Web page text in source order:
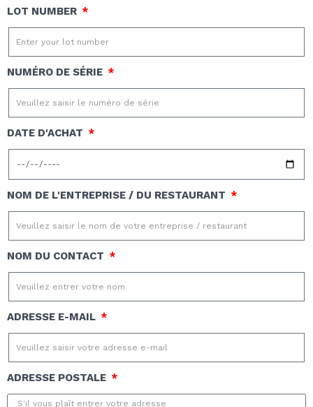
LOT NUMBER
NUMÉRO DE SÉRIE
DATE D'ACHAT
NOM DE L'ENTREPRISE / DU RESTAURANT
NOM DU CONTACT
ADRESSE E-MAIL
ADRESSE POSTALE